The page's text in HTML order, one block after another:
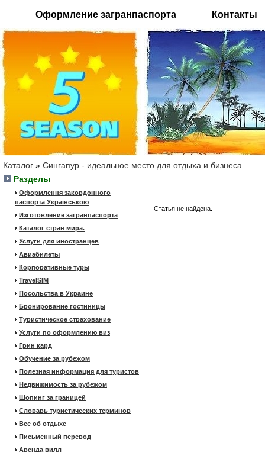
Оформление загранпаспорта Контакты
Каталог » Сингапур - идеальное место для отдыха и бизнеса
Разделы
Оформлення закордонного
паспорта Українською
Изготовление загранпаспорта
Каталог стран мира.
Услуги для иностранцев
Авиабилеты
Корпоративные туры
TravelSIM
Посольства в Украине
Бронирование гостиницы
Туристическое страхование
Услуги по оформлению виз
Грин кард
Обучение за рубежом
Полезная информация для туристов
Недвижимость за рубежом
Шопинг за границей
Словарь туристических терминов
Все об отдыхе
Письменный перевод
Аренда вилл
Статья не найдена.